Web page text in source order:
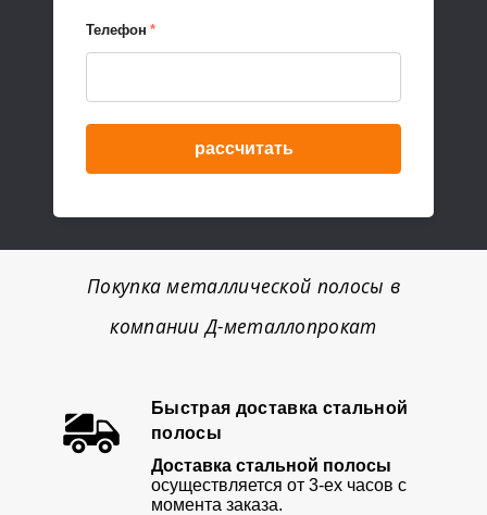
Телефон *
рассчитать
Покупка металлической полосы в
компании Д-металлопрокат
Быстрая доставка стальной
полосы
Доставка стальной полосы
осуществляется от 3-ех часов с
момента заказа.